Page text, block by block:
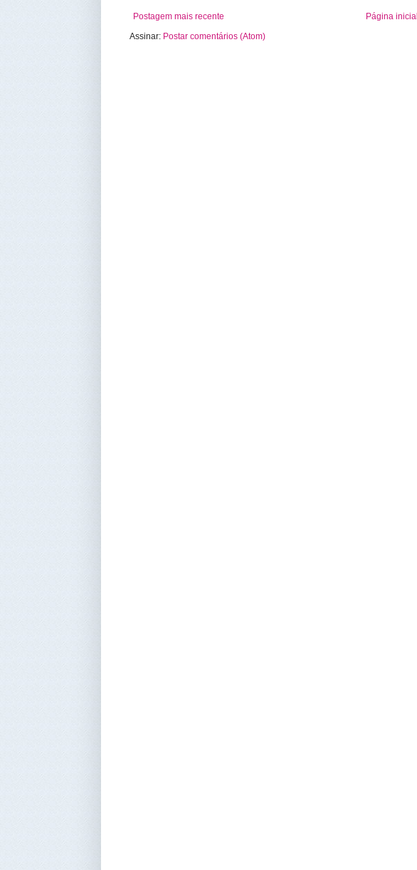
Postagem mais recente
Página inicial
Assinar: Postar comentários (Atom)